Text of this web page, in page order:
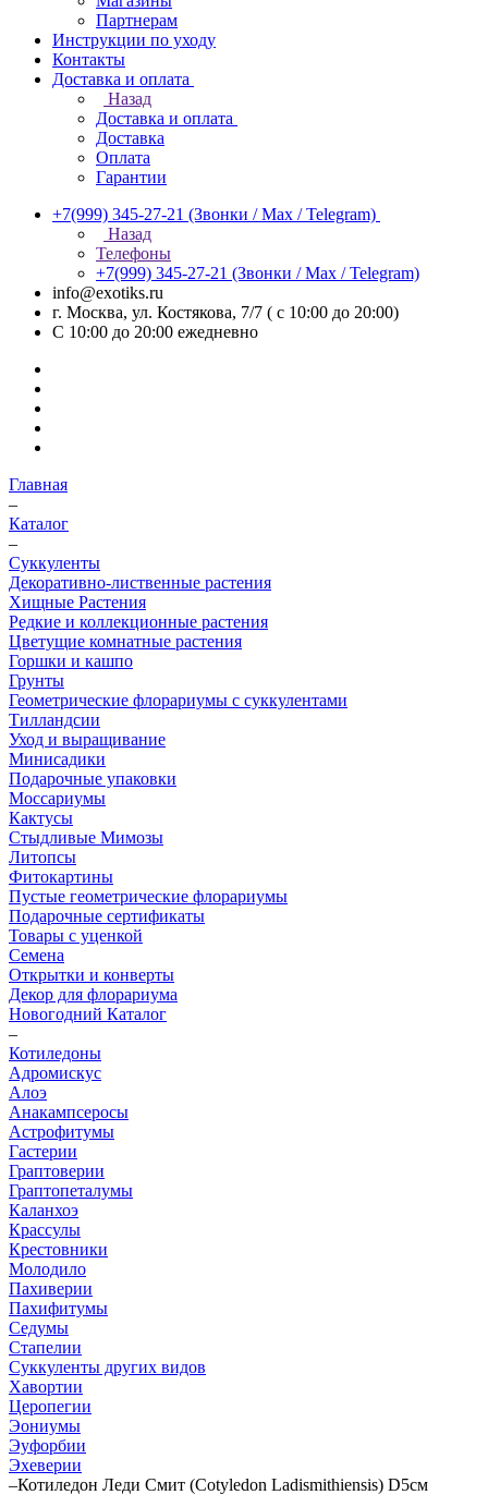
Партнерам
Инструкции по уходу
Контакты
Доставка и оплата
Назад
Доставка и оплата
Доставка
Оплата
Гарантии
+7(999) 345-27-21 (Звонки / Max / Telegram)
Назад
Телефоны
+7(999) 345-27-21 (Звонки / Max / Telegram)
info@exotiks.ru
г. Москва, ул. Костякова, 7/7 ( с 10:00 до 20:00)
С 10:00 до 20:00 ежедневно
Главная
–
Каталог
–
Суккуленты
Декоративно-лиственные растения
Хищные Растения
Редкие и коллекционные растения
Цветущие комнатные растения
Горшки и кашпо
Грунты
Геометрические флорариумы с суккулентами
Тилландсии
Уход и выращивание
Минисадики
Подарочные упаковки
Моссариумы
Кактусы
Стыдливые Мимозы
Литопсы
Фитокартины
Пустые геометрические флорариумы
Подарочные сертификаты
Товары с уценкой
Семена
Открытки и конверты
Декор для флорариума
Новогодний Каталог
–
Котиледоны
Адромискус
Алоэ
Анакампсеросы
Астрофитумы
Гастерии
Граптоверии
Граптопеталумы
Каланхоэ
Крассулы
Крестовники
Молодило
Пахиверии
Пахифитумы
Седумы
Стапелии
Суккуленты других видов
Хавортии
Церопегии
Эониумы
Эуфорбии
Эхеверии
–Котиледон Леди Смит (Cotyledon Ladismithiensis) D5см